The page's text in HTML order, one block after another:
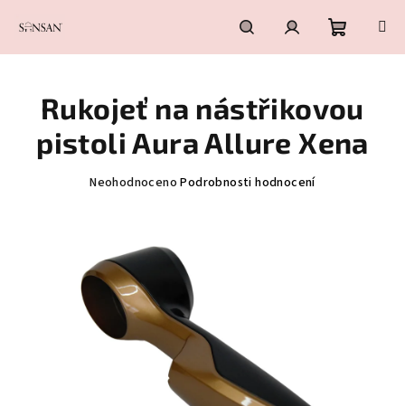
HledatPřihlášeníNákupní
košík
Rukojeť na nástřikovou
pistoli Aura Allure Xena
Průměrné
z
hvězdiček.
Neohodnoceno Podrobnosti hodnocení